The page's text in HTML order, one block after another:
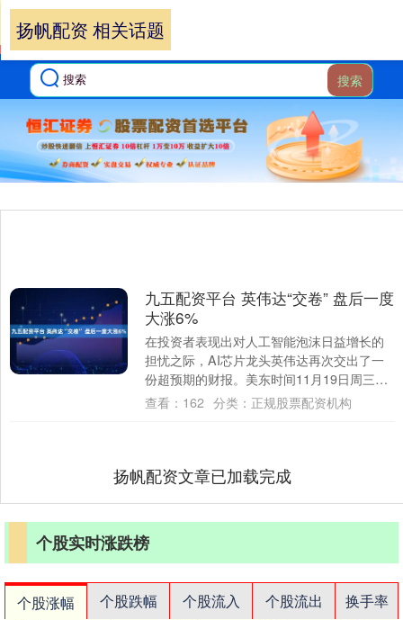
搜索
扬帆配资 相关话题
九五配资平台 英伟达“交卷” 盘后一度
大涨6%
在投资者表现出对人工智能泡沫日益增长的
担忧之际，AI芯片龙头英伟达再次交出了一
份超预期的财报。美东时间11月19日周三美
股盘后，英伟达公布了2026财年第三财季....
查看： 162 分类： 正规股票配资机构
扬帆配资文章已加载完成
个股实时涨跌榜
个股涨幅 个股跌幅 个股流入 个股流出
换手率